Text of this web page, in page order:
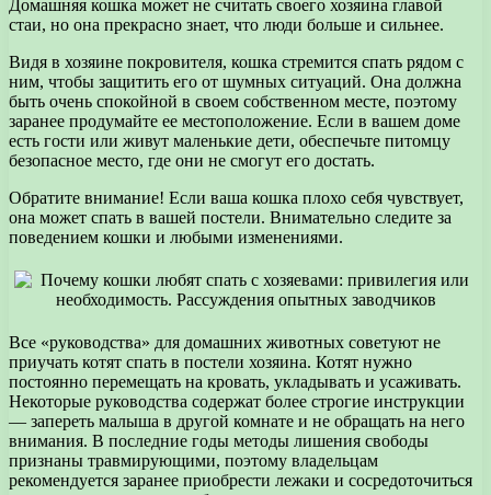
Домашняя кошка может не считать своего хозяина главой
стаи, но она прекрасно знает, что люди больше и сильнее.
Видя в хозяине покровителя, кошка стремится спать рядом с
ним, чтобы защитить его от шумных ситуаций. Она должна
быть очень спокойной в своем собственном месте, поэтому
заранее продумайте ее местоположение. Если в вашем доме
есть гости или живут маленькие дети, обеспечьте питомцу
безопасное место, где они не смогут его достать.
Обратите внимание! Если ваша кошка плохо себя чувствует,
она может спать в вашей постели. Внимательно следите за
поведением кошки и любыми изменениями.
Все «руководства» для домашних животных советуют не
приучать котят спать в постели хозяина. Котят нужно
постоянно перемещать на кровать, укладывать и усаживать.
Некоторые руководства содержат более строгие инструкции
— запереть малыша в другой комнате и не обращать на него
внимания. В последние годы методы лишения свободы
признаны травмирующими, поэтому владельцам
рекомендуется заранее приобрести лежаки и сосредоточиться